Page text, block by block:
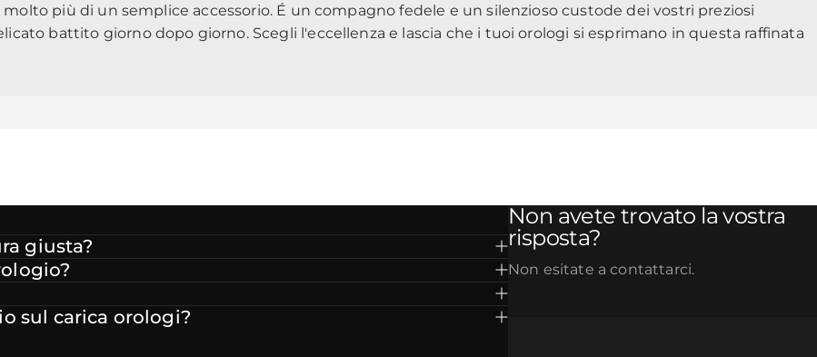
più di un semplice accessorio. É un compagno fedele e un silenzioso custode dei vostri preziosi
battito giorno dopo giorno. Scegli l'eccellenza e lascia che i tuoi orologi si esprimano in questa raffinata
giusta?
sul carica orologi?
Non avete trovato la vostra
risposta?
Non esitate a contattarci.